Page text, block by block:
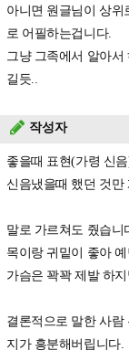
아니면 원글님이 상
로 어필하는겁니다.
그냥 그족에서 알아서
길듯..
작성자
좋을때 표현(가령 신
신음냈을때 했던 것만
말로 가르쳐도 줬습니
목이랑 귀밑이 좋아 예
가슴은 꽉꽉 제발 하
결론적으로 말한 사
지가 흥분해버립니다.